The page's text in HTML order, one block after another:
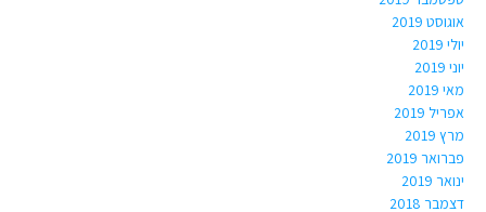
אוגוסט 2019
יולי 2019
יוני 2019
מאי 2019
אפריל 2019
מרץ 2019
פברואר 2019
ינואר 2019
דצמבר 2018